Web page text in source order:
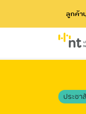
ลูกค้า
ประชา